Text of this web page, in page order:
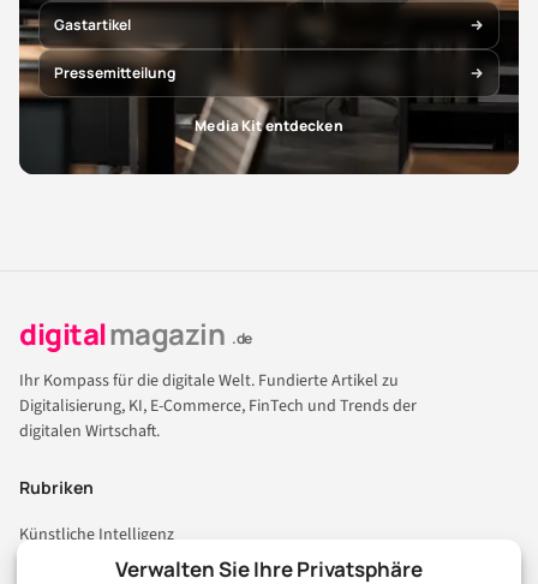
Verwalten Sie Ihre Privatsphäre
Gastartikel
Pressemitteilung
Media Kit entdecken
digitalmagazin .de
Ihr Kompass für die digitale Welt. Fundierte Artikel zu
Digitalisierung, KI, E-Commerce, FinTech und Trends der
digitalen Wirtschaft.
Rubriken
Künstliche Intelligenz
Technologie & IT